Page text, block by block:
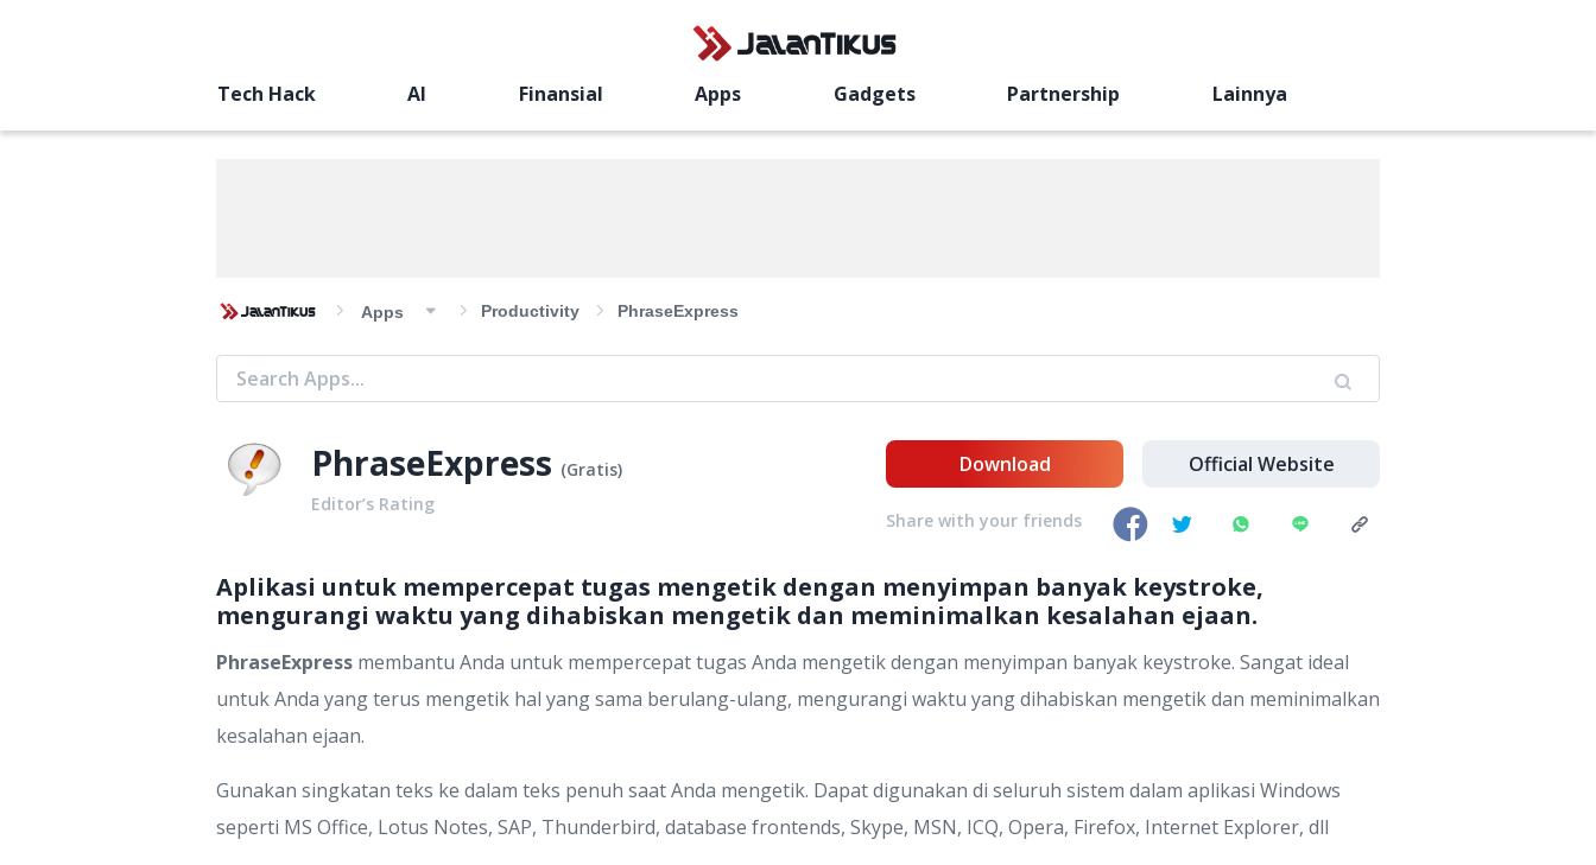
Tech Hack AI Finansial Apps Gadgets Partnership Lainnya
Apps Productivity PhraseExpress
PhraseExpress (Gratis)
Editor’s Rating
Aplikasi untuk mempercepat tugas mengetik dengan menyimpan banyak keystroke,
mengurangi waktu yang dihabiskan mengetik dan meminimalkan kesalahan ejaan.
PhraseExpress membantu Anda untuk mempercepat tugas Anda mengetik dengan menyimpan banyak keystroke. Sangat ideal
untuk Anda yang terus mengetik hal yang sama berulang-ulang, mengurangi waktu yang dihabiskan mengetik dan meminimalkan
kesalahan ejaan.
Gunakan singkatan teks ke dalam teks penuh saat Anda mengetik. Dapat digunakan di seluruh sistem dalam aplikasi Windows
seperti MS Office, Lotus Notes, SAP, Thunderbird, database frontends, Skype, MSN, ICQ, Opera, Firefox, Internet Explorer, dll
Download Official Website
Share with your friends